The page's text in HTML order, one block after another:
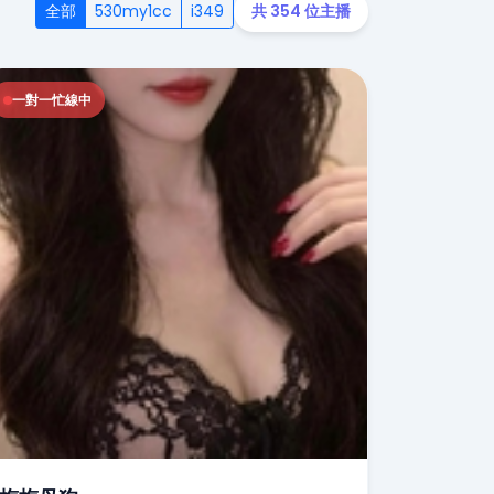
全部 530my1cc i349 共 354 位主播
一對一忙線中